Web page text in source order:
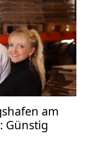
am
Günstig